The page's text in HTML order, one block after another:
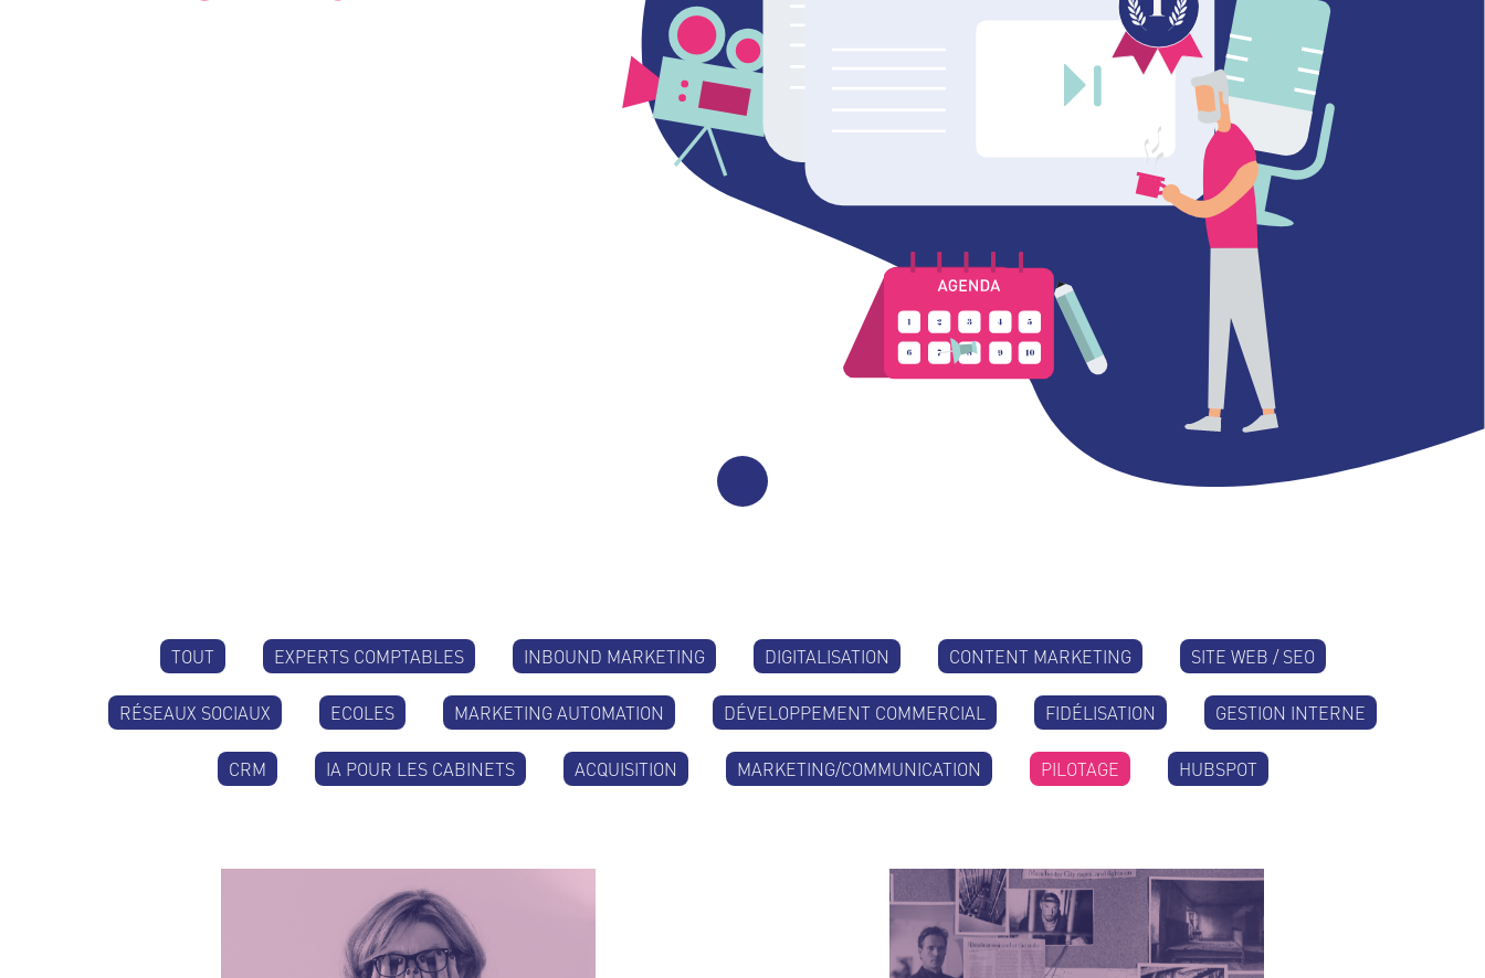
TOUT EXPERTS COMPTABLES INBOUND MARKETING DIGITALISATION CONTENT MARKETING SITE WEB / SEO
RÉSEAUX SOCIAUX ECOLES MARKETING AUTOMATION DÉVELOPPEMENT COMMERCIAL FIDÉLISATION GESTION INTERNE
CRM IA POUR LES CABINETS ACQUISITION MARKETING/COMMUNICATION PILOTAGE HUBSPOT